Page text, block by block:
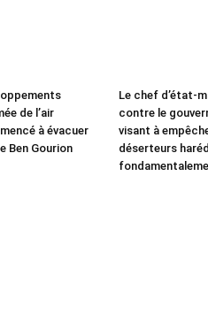
de l’air
à évacuer
Ben Gourion
Le chef d’état-
contre le
visant à
déserteurs